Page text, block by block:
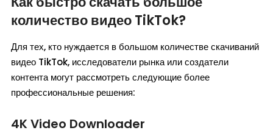
количество видео TikTok?
Для тех, кто нуждается в большом количестве скачиваний
видео TikTok, исследователи рынка или создатели
контента могут рассмотреть следующие более
профессиональные решения:
4K Video Downloader